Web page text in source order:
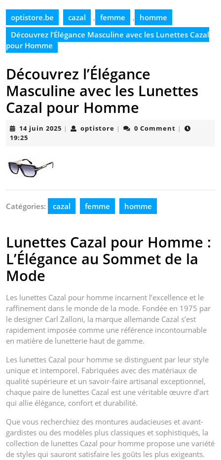
optistore.be cazal , femme , homme
Découvrez l’Élégance Masculine avec les Lunettes Cazal
pour Homme
Découvrez l’Élégance
Masculine avec les Lunettes
Cazal pour Homme
14 juin 2025 14| optistore optistore
| 0 Comment |
19:25
Catégories: cazal femme homme
Lunettes Cazal pour Homme :
L’Élégance au Sommet de la
Mode
Les lunettes Cazal pour homme incarnent l’excellence et le
raffinement dans le monde de la mode. Fondée en 1975 par
le designer Carl Zalloni, la marque allemande Cazal s’est
rapidement imposée comme une référence incontournable
en matière de lunetterie haut de gamme.
Les lunettes Cazal pour homme se distinguent par leur style
unique et intemporel. Fabriquées avec des matériaux de
qualité supérieure et un savoir-faire artisanal exceptionnel,
chaque paire de lunettes Cazal est une véritable œuvre d’art
qui allie élégance, confort et durabilité.
Que vous recherchiez des montures audacieuses et avant-
gardistes ou des modèles plus classiques et sophistiqués, la
collection de lunettes Cazal pour homme propose une variété
de styles qui sauront satisfaire les goûts les plus exigeants.